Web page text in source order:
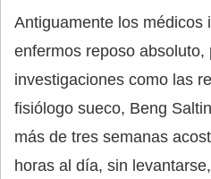
Antiguamente los médicos
enfermos reposo
investigaciones como las
fisiólogo sueco, Beng
más de tres semanas
horas al día, sin